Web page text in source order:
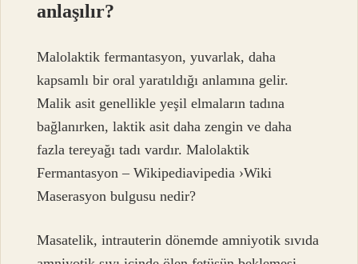
anlaşılır?
Malolaktik fermantasyon, yuvarlak, daha
kapsamlı bir oral yaratıldığı anlamına gelir.
Malik asit genellikle yeşil elmaların tadına
bağlanırken, laktik asit daha zengin ve daha
fazla tereyağı tadı vardır. Malolaktik
Fermantasyon – Wikipediavipedia ›Wiki
Maserasyon bulgusu nedir?
Masatelik, intrauterin dönemde amniyotik sıvıda